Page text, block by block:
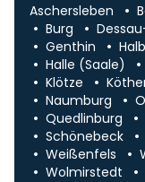
Aschersleben
Burg
Genthin
Halle (Saale)
Klötze
Naumburg
Quedlinburg
Schönebeck
Weißenfels
Wolmirstedt